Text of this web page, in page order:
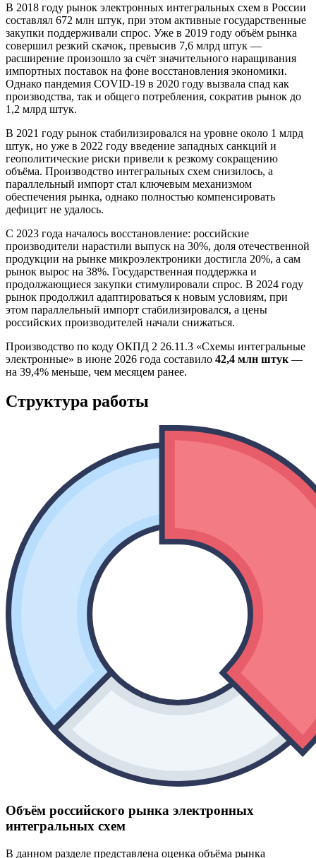
В 2018 году рынок электронных интегральных схем в России
составлял 672 млн штук, при этом активные государственные
закупки поддерживали спрос. Уже в 2019 году объём рынка
совершил резкий скачок, превысив 7,6 млрд штук —
расширение произошло за счёт значительного наращивания
импортных поставок на фоне восстановления экономики.
Однако пандемия COVID-19 в 2020 году вызвала спад как
производства, так и общего потребления, сократив рынок до
1,2 млрд штук.
В 2021 году рынок стабилизировался на уровне около 1 млрд
штук, но уже в 2022 году введение западных санкций и
геополитические риски привели к резкому сокращению
объёма. Производство интегральных схем снизилось, а
параллельный импорт стал ключевым механизмом
обеспечения рынка, однако полностью компенсировать
дефицит не удалось.
С 2023 года началось восстановление: российские
производители нарастили выпуск на 30%, доля отечественной
продукции на рынке микроэлектроники достигла 20%, а сам
рынок вырос на 38%. Государственная поддержка и
продолжающиеся закупки стимулировали спрос. В 2024 году
рынок продолжил адаптироваться к новым условиям, при
этом параллельный импорт стабилизировался, а цены
российских производителей начали снижаться.
Производство по коду ОКПД 2 26.11.3 «Схемы интегральные
электронные» в июне 2026 года составило 42,4 млн штук —
на 39,4% меньше, чем месяцем ранее.
Структура работы
Объём российского рынка электронных
интегральных схем
В данном разделе представлена оценка объёма рынка